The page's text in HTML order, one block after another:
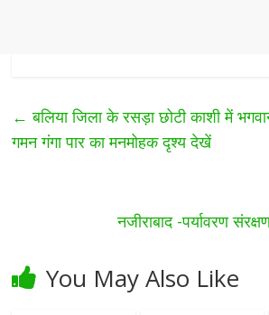
← बलिया जिला के रसड़ा छोटी काशी में
गमन गंगा पार का मनमोहक दृश्य देखें
नजीराबाद -पर्यावरण
You May Also Like